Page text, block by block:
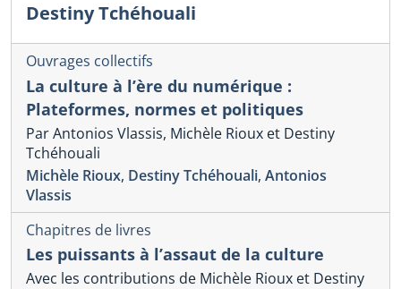
Destiny Tchéhouali
Ouvrages collectifs
La culture à l’ère du numérique :
Plateformes, normes et politiques
Par Antonios Vlassis, Michèle Rioux et Destiny
Tchéhouali
Michèle Rioux, Destiny Tchéhouali, Antonios
Vlassis
Chapitres de livres
Les puissants à l’assaut de la culture
Avec les contributions de Michèle Rioux et Destiny